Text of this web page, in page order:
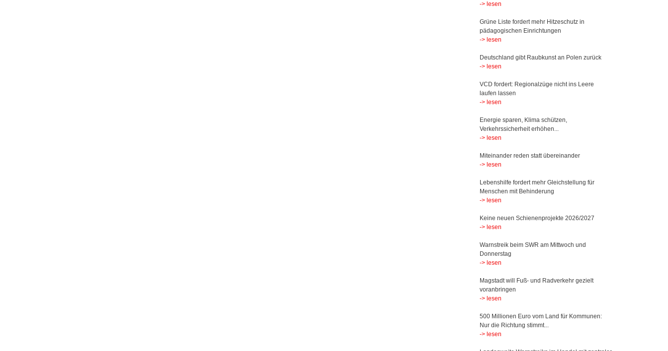
-> lesen
Grüne Liste fordert mehr Hitzeschutz in
pädagogischen Einrichtungen
-> lesen
Deutschland gibt Raubkunst an Polen zurück
-> lesen
VCD fordert: Regionalzüge nicht ins Leere
laufen lassen
-> lesen
Energie sparen, Klima schützen,
Verkehrssicherheit erhöhen...
-> lesen
Miteinander reden statt übereinander
-> lesen
Lebenshilfe fordert mehr Gleichstellung für
Menschen mit Behinderung
-> lesen
Keine neuen Schienenprojekte 2026/2027
-> lesen
Warnstreik beim SWR am Mittwoch und
Donnerstag
-> lesen
Magstadt will Fuß- und Radverkehr gezielt
voranbringen
-> lesen
500 Millionen Euro vom Land für Kommunen:
Nur die Richtung stimmt...
-> lesen